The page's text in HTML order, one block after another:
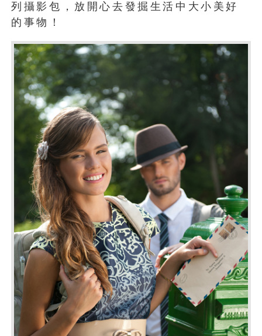
列攝影包，放開心去發掘生活中大小美好
的事物！